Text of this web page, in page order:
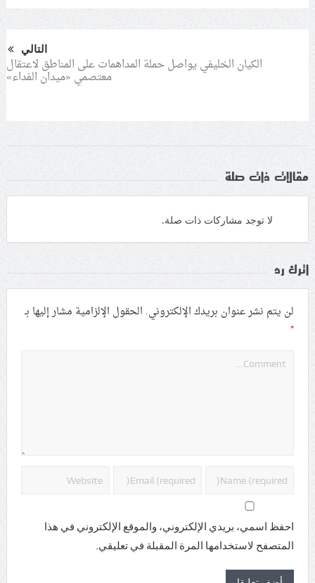
التالي
الكيان الخليفي يواصل حملة المداهمات على المناطق لاعتقال
معتصمي «ميدان الفداء»
مقالات ذات صلة
لا توجد مشاركات ذات صلة.
اترك رد
لن يتم نشر عنوان بريدك الإلكتروني. الحقول الإلزامية مشار إليها بـ
*
احفظ اسمي، بريدي الإلكتروني، والموقع الإلكتروني في هذا
المتصفح لاستخدامها المرة المقبلة في تعليقي.